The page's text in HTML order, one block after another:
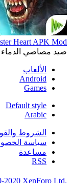
Heart APK Mod
صيد مصاصي الدماء
الألعاب
Android
Games
Default style
Arabic
الشروط
سياسة
مساعدة
RSS
2020 XenForo Ltd.